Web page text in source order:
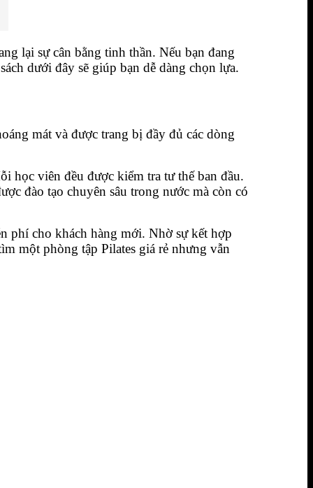
lại sự cân bằng tinh thần. Nếu bạn đang
dưới đây sẽ giúp bạn dễ dàng chọn lựa.
mát và được trang bị đầy đủ các dòng
học viên đều được kiểm tra tư thế ban đầu.
đào tạo chuyên sâu trong nước mà còn có
phí cho khách hàng mới. Nhờ sự kết hợp
một phòng tập Pilates giá rẻ nhưng vẫn